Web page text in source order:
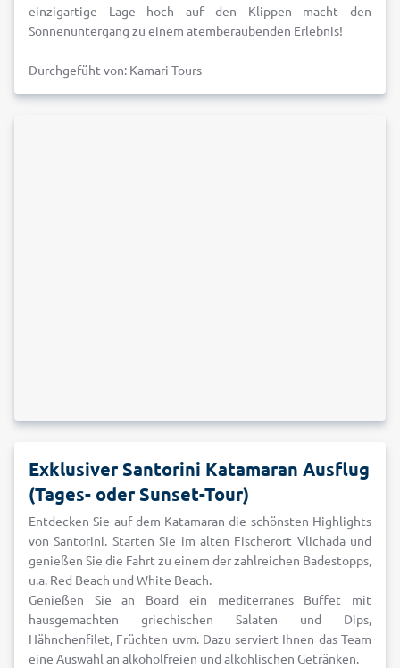
einzigartige Lage hoch auf den Klippen macht den
Sonnenuntergang zu einem atemberaubenden Erlebnis!
Durchgefüht von: Kamari Tours
Exklusiver Santorini Katamaran Ausflug
(Tages- oder Sunset-Tour)
Entdecken Sie auf dem Katamaran die schönsten Highlights
von Santorini. Starten Sie im alten Fischerort Vlichada und
genießen Sie die Fahrt zu einem der zahlreichen Badestopps,
u.a. Red Beach und White Beach.
Genießen Sie an Board ein mediterranes Buffet mit
hausgemachten griechischen Salaten und Dips,
Hähnchenfilet, Früchten uvm. Dazu serviert Ihnen das Team
eine Auswahl an alkoholfreien und alkohlischen Getränken.